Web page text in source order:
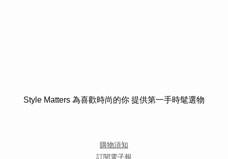
Style Matters 為喜歡時尚的你 提供第一手時髦選物
購物須知
訂閱電子報